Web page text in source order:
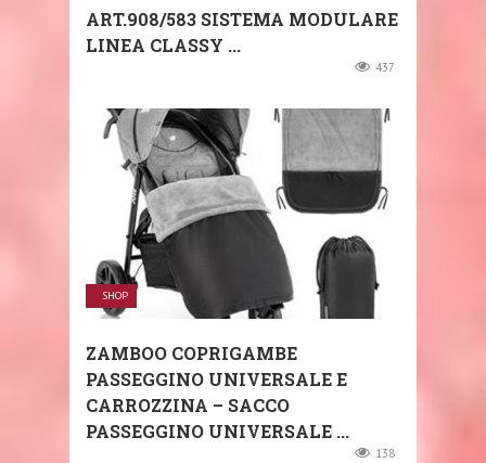
ART.908/583 SISTEMA MODULARE
LINEA CLASSY ...
437
SHOP
ZAMBOO COPRIGAMBE
PASSEGGINO UNIVERSALE E
CARROZZINA – SACCO
PASSEGGINO UNIVERSALE ...
138